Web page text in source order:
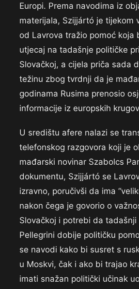
Europi. Prema navodima iz
materijala, Szijjártó je tijekom
od Lavrova tražio pomoć koja
utjecaj na tadašnje političke
Slovačkoj, a cijela priča sada
težinu zbog tvrdnji da je
godinama Rusima prenosio
informacije iz europskih
U središtu afere nalazi se
telefonskog razgovora koji je
mađarski novinar Szabolcs
dokumentu, Szijjártó se
izravno, poručivši da ima
nakon čega je govorio o
Slovačkoj i potrebi da tadašnji
Pellegrini dobije političku
se navodi kako bi susret s
u Moskvi, čak i ako bi trajao
imati snažan politički učinak